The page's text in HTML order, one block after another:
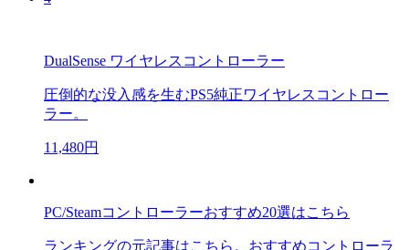
DualSense ワイヤレスコントローラー
圧倒的な没入感を生むPS5純正ワイヤレスコントロー
ラー。
11,480円
PC/Steamコントローラーおすすめ20選はこちら
ランキングの元記事はこちら。おすすめコントローラ